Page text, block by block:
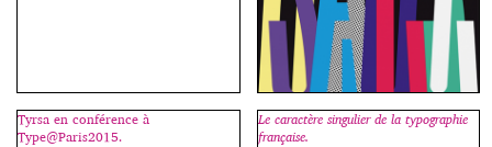
Tyrsa en conférence à
Type@Paris2015.
Le caractère singulier de la typographie
française.